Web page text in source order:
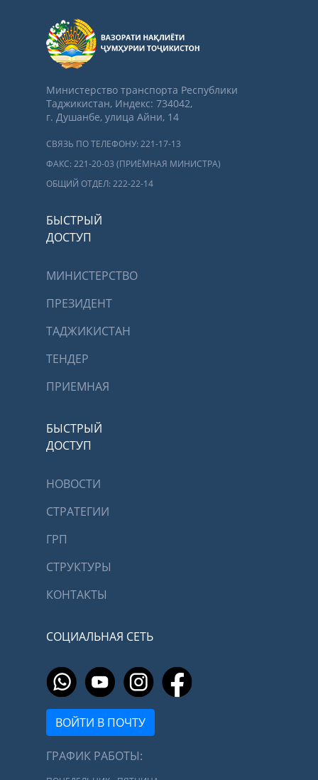
Министерство транспорта Республики
Таджикистан, Индекс: 734042,
г. Душанбе, улица Айни, 14
СВЯЗЬ ПО ТЕЛЕФОНУ: 221-17-13
ФАКС: 221-20-03 (ПРИЁМНАЯ МИНИСТРА)
ОБЩИЙ ОТДЕЛ: 222-22-14
БЫСТРЫЙ
ДОСТУП
МИНИСТЕРСТВО
ПРЕЗИДЕНТ
ТАДЖИКИСТАН
ТЕНДЕР
ПРИЕМНАЯ
БЫСТРЫЙ
ДОСТУП
НОВОСТИ
СТРАТЕГИИ
ГРП
СТРУКТУРЫ
КОНТАКТЫ
СОЦИАЛЬНАЯ СЕТЬ
ВОЙТИ В ПОЧТУ
ГРАФИК РАБОТЫ: